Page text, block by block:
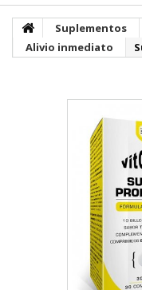
Suplementos
Alivio inmediato